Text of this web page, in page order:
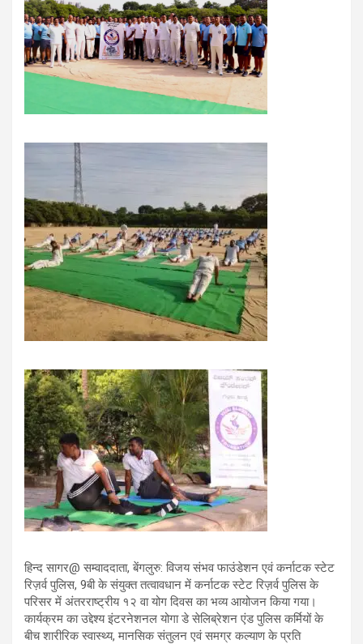
हिन्द सागर@ सम्वाददाता, बेंगलुरु: विजय संभव फाउंडेशन एवं कर्नाटक स्टेट
रिज़र्व पुलिस, 9बी के संयुक्त तत्वावधान में कर्नाटक स्टेट रिज़र्व पुलिस के
परिसर में अंतरराष्ट्रीय १२ वा योग दिवस का भव्य आयोजन किया गया।
कार्यक्रम का उद्देश्य इंटरनेशनल योगा डे सेलिब्रेशन एंड पुलिस कर्मियों के
बीच शारीरिक स्वास्थ्य, मानसिक संतुलन एवं समग्र कल्याण के प्रति